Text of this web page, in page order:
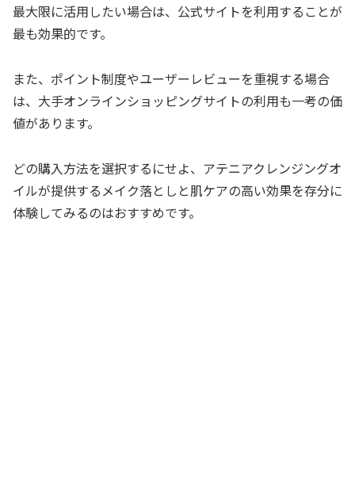
最大限に活用したい場合は、公式サイトを利用することが
最も効果的です。
また、ポイント制度やユーザーレビューを重視する場合
は、大手オンラインショッピングサイトの利用も一考の価
値があります。
どの購入方法を選択するにせよ、アテニアクレンジングオ
イルが提供するメイク落としと肌ケアの高い効果を存分に
体験してみるのはおすすめです。